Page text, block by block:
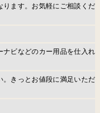
ります。お気軽にご相談くだ
ナビなどのカー用品を仕入れ
。きっとお値段に満足いただ